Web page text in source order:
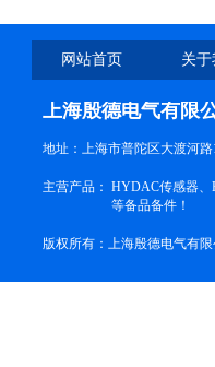
网站首页 关
上海殷德电气有限
地址：上海市普陀区大渡河路
主营产品： HYDAC传感器、
等备品备件！
版权所有：上海殷德电气有